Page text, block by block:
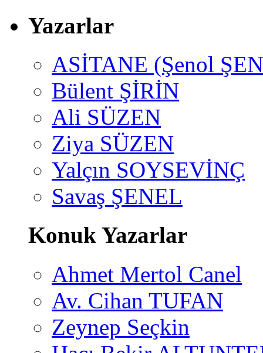
Yazarlar
ASİTANE (Şenol
Bülent ŞİRİN
Ali SÜZEN
Ziya SÜZEN
Yalçın SOYSEVİNÇ
Savaş ŞENEL
Konuk Yazarlar
Ahmet Mertol Canel
Av. Cihan TUFAN
Zeynep Seçkin